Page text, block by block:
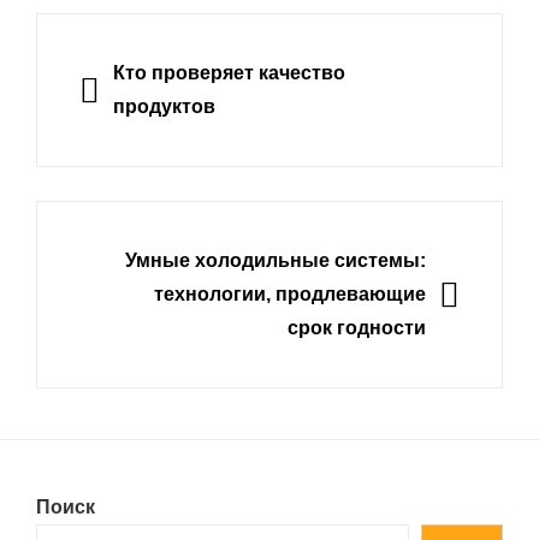
записям
НАЗАД
Кто проверяет качество
продуктов
ДАЛЕЕ
Умные холодильные системы:
технологии, продлевающие
срок годности
Поиск